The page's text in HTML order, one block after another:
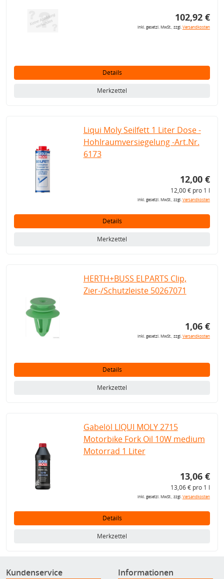
102,92 €
inkl. gesetzl. MwSt., zzgl.Versandkosten
Details
Merkzettel
Liqui Moly Seilfett 1 Liter Dose -
Hohlraumversiegelung -Art.Nr.
6173
12,00 €
12,00 € pro 1 l
inkl. gesetzl. MwSt., zzgl.Versandkosten
Details
Merkzettel
HERTH+BUSS ELPARTS Clip,
Zier-/Schutzleiste 50267071
1,06 €
inkl. gesetzl. MwSt., zzgl.Versandkosten
Details
Merkzettel
Gabelöl LIQUI MOLY 2715
Motorbike Fork Oil 10W medium
Motorrad 1 Liter
13,06 €
13,06 € pro 1 l
inkl. gesetzl. MwSt., zzgl.Versandkosten
Details
Merkzettel
Kundenservice Informationen